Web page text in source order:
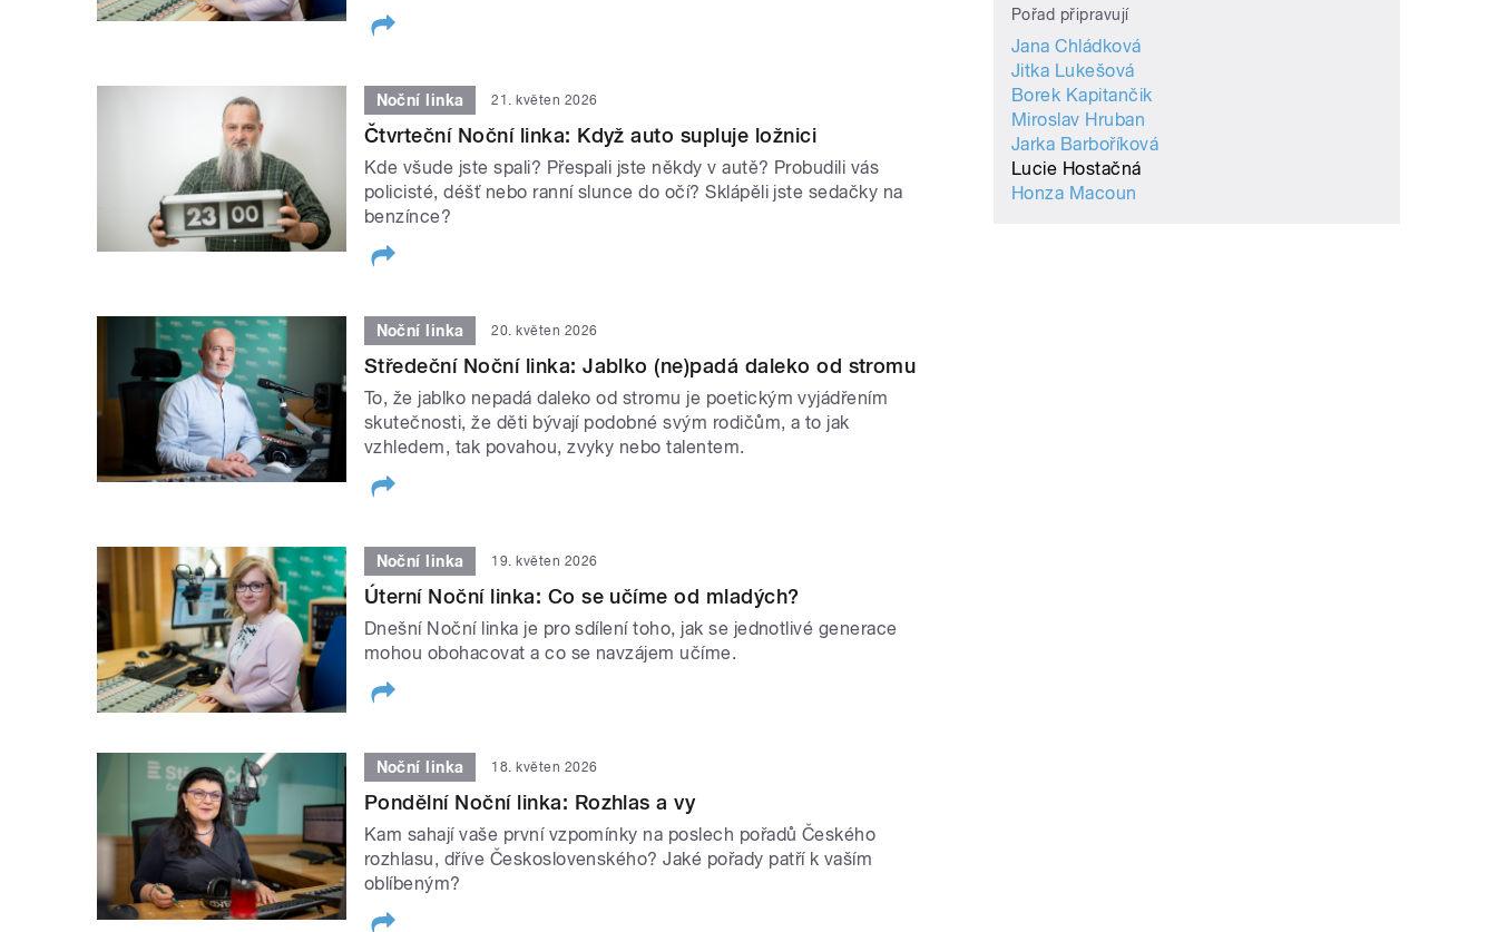
Noční linka 21. květen 2026
Čtvrteční Noční linka: Když auto supluje ložnici
Kde všude jste spali? Přespali jste někdy v autě? Probudili vás
policisté, déšť nebo ranní slunce do očí? Sklápěli jste sedačky na
benzínce?
Noční linka 20. květen 2026
Středeční Noční linka: Jablko (ne)padá daleko od stromu
To, že jablko nepadá daleko od stromu je poetickým vyjádřením
skutečnosti, že děti bývají podobné svým rodičům, a to jak
vzhledem, tak povahou, zvyky nebo talentem.
Noční linka 19. květen 2026
Úterní Noční linka: Co se učíme od mladých?
Dnešní Noční linka je pro sdílení toho, jak se jednotlivé generace
mohou obohacovat a co se navzájem učíme.
Noční linka 18. květen 2026
Pondělní Noční linka: Rozhlas a vy
Kam sahají vaše první vzpomínky na poslech pořadů Českého
rozhlasu, dříve Československého? Jaké pořady patří k vaším
oblíbeným?
Pořad připravují
Jana Chládková
Jitka Lukešová
Borek Kapitančik
Miroslav Hruban
Jarka Barboříková
Lucie Hostačná
Honza Macoun